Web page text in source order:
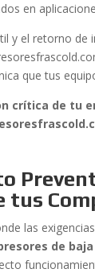
en
y el retorno
que tus
crítica de tu
tus
las
de